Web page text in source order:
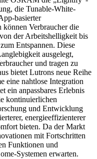
die Tunable-White-
basierter
Verbraucher die
der Arbeitshelligkeit bis
Entspannen. Diese
ausgelegt,
und tragen zu
bietet Lutrons neue Reihe
eine nahtlose Integration
ein anpassbares Erlebnis
kontinuierlichen
und Entwicklung
energieeffizienterer
bieten. Da der Markt
mit Fortschritten
Funktionen und
Systemen erwarten.